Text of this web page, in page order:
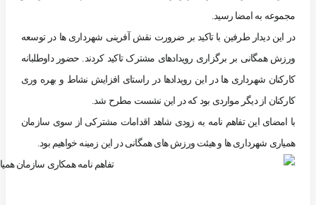
مجموعه به امضا رسید.
در این دیدار طرفین با تاکید بر ضرورت نقش آفرینی شهرداری ها در توسعه
ورزش همگانی بر برگزاری رویدادهای مشترک تاکید کردند. حضور داوطلبانه
کارکنان شهرداری ها در این رویدادها در راستای افزایش نشاط و بهره وری
کارکنان از دیگر مواردی بود که در این نشست مطرح شد.
با امضای این تفاهم نامه به زودی شاهد اقدامات مشترکی از سوی سازمان
همیاری شهرداری ها و هیئت ورزش های همگانی در این زمینه خواهیم بود.